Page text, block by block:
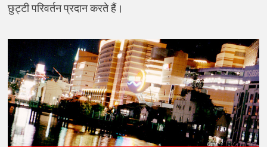
छुट्टी परिवर्तन प्रदान करते हैं।